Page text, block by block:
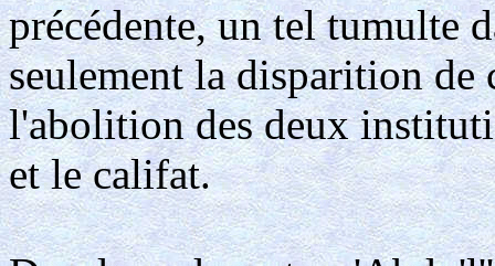
précédente, un tel tumulte
seulement la disparition de
l'abolition des deux
et le califat.